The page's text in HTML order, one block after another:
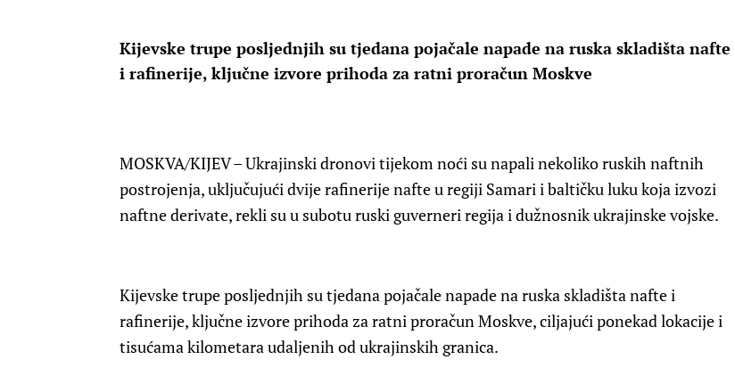
Kijevske trupe posljednjih su tjedana pojačale napade na ruska skladišta nafte
i rafinerije, ključne izvore prihoda za ratni proračun Moskve
MOSKVA/KIJEV – Ukrajinski dronovi tijekom noći su napali nekoliko ruskih naftnih
postrojenja, uključujući dvije rafinerije nafte u regiji Samari i baltičku luku koja izvozi
naftne derivate, rekli su u subotu ruski guverneri regija i dužnosnik ukrajinske vojske.
Kijevske trupe posljednjih su tjedana pojačale napade na ruska skladišta nafte i
rafinerije, ključne izvore prihoda za ratni proračun Moskve, ciljajući ponekad lokacije i
tisućama kilometara udaljenih od ukrajinskih granica.